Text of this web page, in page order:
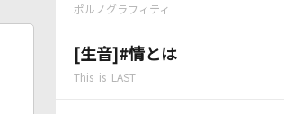
ポルノグラフィティ
[生音]#情とは
This is LAST